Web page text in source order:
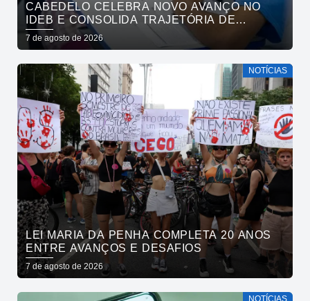
CABEDELO CELEBRA NOVO AVANÇO NO
IDEB E CONSOLIDA TRAJETÓRIA DE
CRESCIMENTO NA EDUCAÇÃO PÚBLICA
7 de agosto de 2026
NOTÍCIAS
LEI MARIA DA PENHA COMPLETA 20 ANOS
ENTRE AVANÇOS E DESAFIOS
7 de agosto de 2026